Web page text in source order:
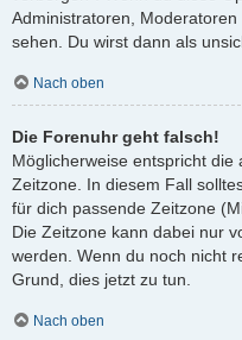
Administratoren,
sehen. Du wirst dann als
Nach oben
Die Forenuhr geht falsch!
Möglicherweise entspricht
Zeitzone. In diesem Fall
für dich passende Zeitzone
Die Zeitzone kann dabei nur
werden. Wenn du noch nicht
Grund, dies jetzt zu tun.
Nach oben